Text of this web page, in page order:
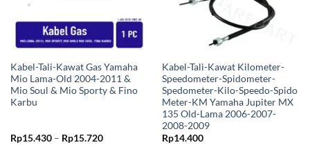
Kabel-Tali-Kawat Gas Yamaha
Mio Lama-Old 2004-2011 &
Mio Soul & Mio Sporty & Fino
Karbu
Rp15.430 – Rp15.720Rentang
Kabel-Tali-Kawat Kilometer-
Speedometer-Spidometer-
Spedometer-Kilo-Speedo-Spido
Meter-KM Yamaha Jupiter MX
135 Old-Lama 2006-2007-
2008-2009
Rp14.400